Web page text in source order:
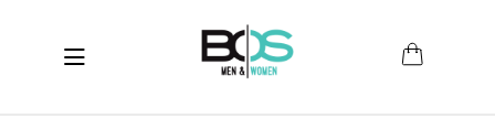
Toggle navigation